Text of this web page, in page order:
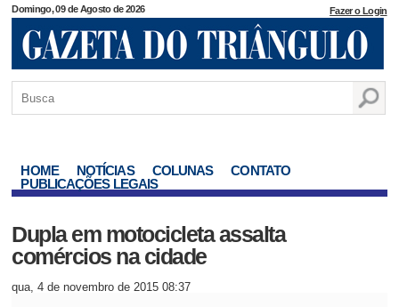
Domingo, 09 de Agosto de 2026 Fazer o Login
HOME NOTÍCIAS COLUNAS
CONTATO
PUBLICAÇÕES LEGAIS
Dupla em motocicleta assalta
comércios na cidade
qua, 4 de novembro de 2015 08:37